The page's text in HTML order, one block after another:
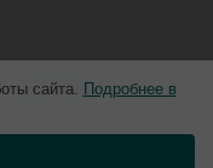
сайта. Подробнее в
0
0